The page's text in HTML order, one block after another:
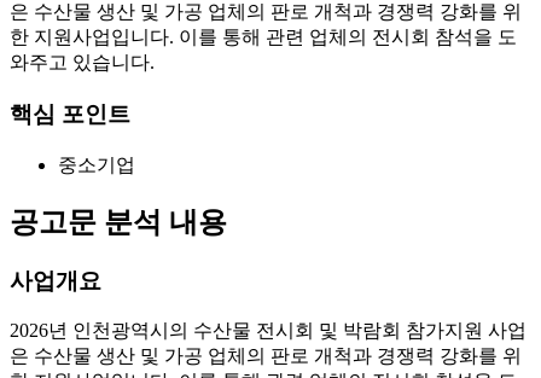
은 수산물 생산 및 가공 업체의 판로 개척과 경쟁력 강화를 위
한 지원사업입니다. 이를 통해 관련 업체의 전시회 참석을 도
와주고 있습니다.
핵심 포인트
중소기업
공고문 분석 내용
사업개요
2026년 인천광역시의 수산물 전시회 및 박람회 참가지원 사업
은 수산물 생산 및 가공 업체의 판로 개척과 경쟁력 강화를 위